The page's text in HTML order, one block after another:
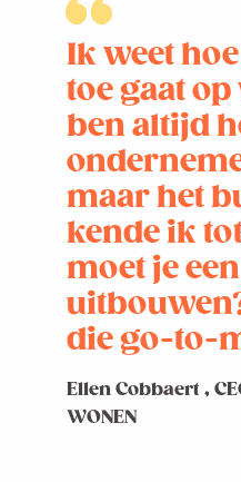
Ik weet
toe gaat
ben altijd
maar het
kende ik
moet je
die go-to-
Ellen Cobbaert ,
WONEN